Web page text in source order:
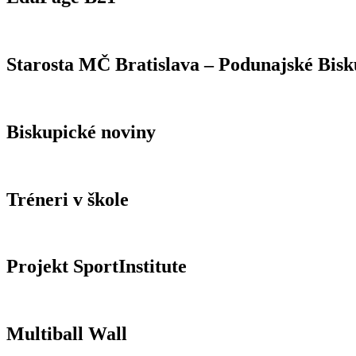
Starosta MČ Bratislava – Podunajské
Biskupické noviny
Tréneri v škole
Projekt SportInstitute
Multiball Wall